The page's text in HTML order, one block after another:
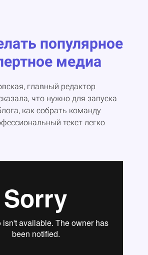
популярное
медиа
главный редактор
что нужно для запуска
как собрать команду
текст легко